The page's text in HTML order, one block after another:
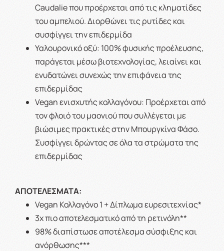
Caudalie που προέρχεται από τις κληματίδες
του αμπελιού. Διορθώνει τις ρυτίδες και
συσφίγγει την επιδερμίδα
Υαλουρονικό οξύ: 100% φυσικής προέλευσης,
παράγεται μέσω βιοτεχνολογίας, λειαίνει και
ενυδατώνει συνεχώς την επιφάνεια της
επιδερμίδας
Vegan ενισχυτής κολλαγόνου: Προέρχεται από
τον φλοιό του μαονιού που συλλέγεται με
βιώσιμες πρακτικές στην Μπουργκίνα Φάσο.
Συσφίγγει δρώντας σε όλα τα στρώματα της
επιδερμίδας
ΑΠΟΤΕΛΕΣΜΑΤΑ:
Vegan Κολλαγόνο 1 + Δίπλωμα ευρεσιτεχνίας*
3x πιο αποτελεσματικό από τη ρετινόλη**
98% διαπίστωσε αποτέλεσμα σύσφιξης και
ανόρθωσης***